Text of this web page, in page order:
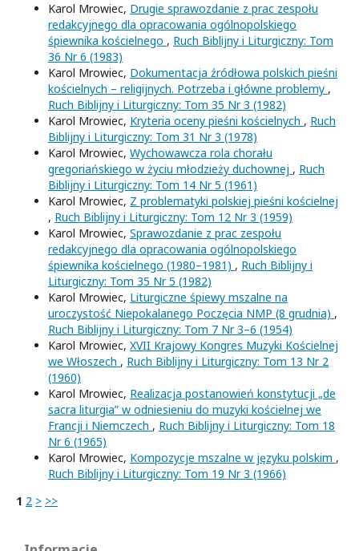
Karol Mrowiec, Drugie sprawozdanie z prac zespołu
redakcyjnego dla opracowania ogólnopolskiego
śpiewnika kościelnego , Ruch Biblijny i Liturgiczny: Tom
36 Nr 6 (1983)
Karol Mrowiec, Dokumentacja źródłowa polskich pieśni
kościelnych – religijnych. Potrzeba i główne problemy ,
Ruch Biblijny i Liturgiczny: Tom 35 Nr 3 (1982)
Karol Mrowiec, Kryteria oceny pieśni kościelnych , Ruch
Biblijny i Liturgiczny: Tom 31 Nr 3 (1978)
Karol Mrowiec, Wychowawcza rola chorału
gregoriańskiego w życiu młodzieży duchownej , Ruch
Biblijny i Liturgiczny: Tom 14 Nr 5 (1961)
Karol Mrowiec, Z problematyki polskiej pieśni kościelnej
, Ruch Biblijny i Liturgiczny: Tom 12 Nr 3 (1959)
Karol Mrowiec, Sprawozdanie z prac zespołu
redakcyjnego dla opracowania ogólnopolskiego
śpiewnika kościelnego (1980–1981) , Ruch Biblijny i
Liturgiczny: Tom 35 Nr 5 (1982)
Karol Mrowiec, Liturgiczne śpiewy mszalne na
uroczystość Niepokalanego Poczęcia NMP (8 grudnia) ,
Ruch Biblijny i Liturgiczny: Tom 7 Nr 3–6 (1954)
Karol Mrowiec, XVII Krajowy Kongres Muzyki Kościelnej
we Włoszech , Ruch Biblijny i Liturgiczny: Tom 13 Nr 2
(1960)
Karol Mrowiec, Realizacja postanowień konstytucji „de
sacra liturgia” w odniesieniu do muzyki kościelnej we
Francji i Niemczech , Ruch Biblijny i Liturgiczny: Tom 18
Nr 6 (1965)
Karol Mrowiec, Kompozycje mszalne w języku polskim ,
Ruch Biblijny i Liturgiczny: Tom 19 Nr 3 (1966)
1 2 > >>